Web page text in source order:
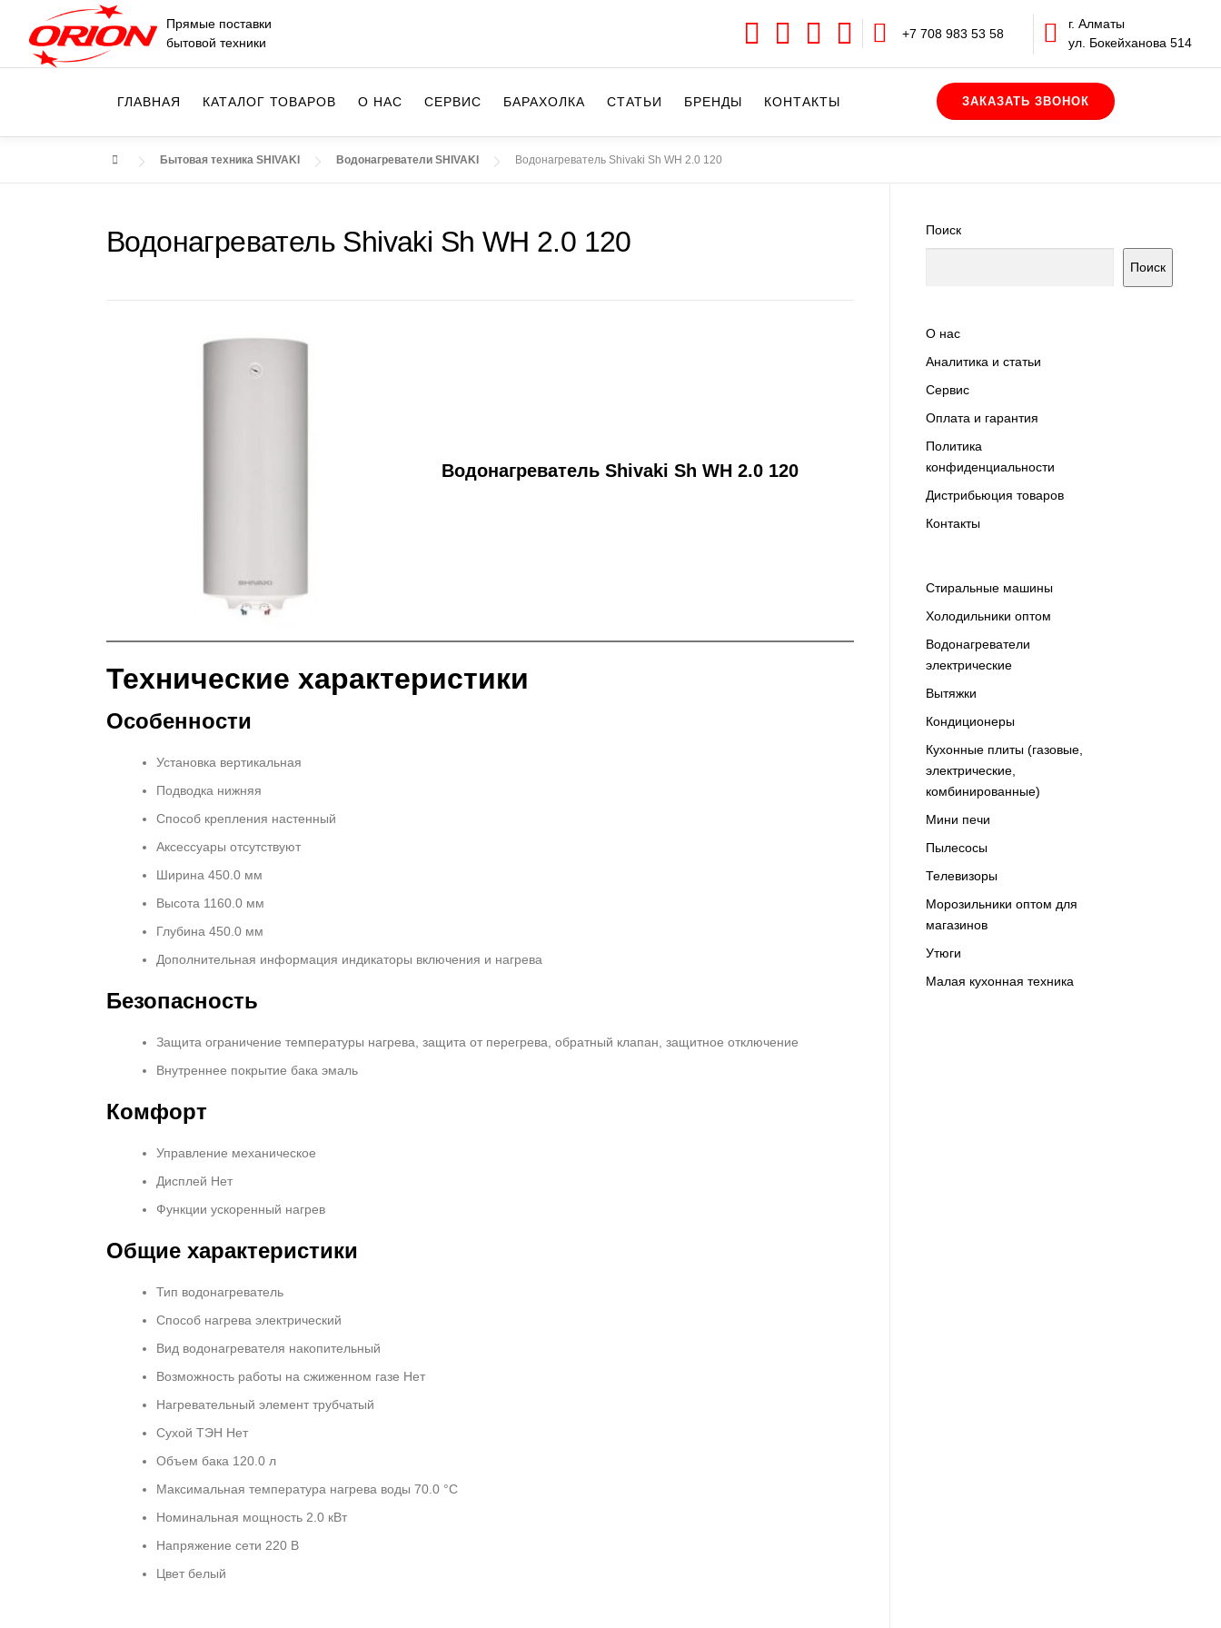
содержимому
Прямые поставки
бытовой техники
+7 708 983 53 58
г. Алматы
ул. Бокейханова 514
ГЛАВНАЯ КАТАЛОГ ТОВАРОВ О НАС СЕРВИС БАРАХОЛКА CТАТЬИ БРЕНДЫ КОНТАКТЫ
Бытовая техника SHIVAKI Водонагреватели SHIVAKI Водонагреватель Shivaki Sh WH 2.0 120
Водонагреватель Shivaki Sh WH 2.0 120
Водонагреватель Shivaki Sh WH 2.0 120
Технические характеристики
Особенности
Установка вертикальная
Подводка нижняя
Способ крепления настенный
Аксессуары отсутствуют
Ширина 450.0 мм
Высота 1160.0 мм
Глубина 450.0 мм
Дополнительная информация индикаторы включения и нагрева
Безопасность
Защита ограничение температуры нагрева, защита от перегрева, обратный клапан, защитное отключение
Внутреннее покрытие бака эмаль
Комфорт
Управление механическое
Дисплей Нет
Функции ускоренный нагрев
Общие характеристики
Тип водонагреватель
Способ нагрева электрический
Вид водонагревателя накопительный
Возможность работы на сжиженном газе Нет
Нагревательный элемент трубчатый
Сухой ТЭН Нет
Объем бака 120.0 л
Максимальная температура нагрева воды 70.0 °С
Номинальная мощность 2.0 кВт
Напряжение сети 220 В
Цвет белый
Поиск
Поиск
О нас
Аналитика и статьи
Сервис
Оплата и гарантия
Политика
конфиденциальности
Дистрибьюция товаров
Контакты
Cтиральные машины
Холодильники оптом
Водонагреватели
электрические
Вытяжки
Кондиционеры
Кухонные плиты (газовые,
электрические,
комбинированные)
Мини печи
Пылесосы
Телевизоры
Морозильники оптом для
магазинов
Утюги
Малая кухонная техника